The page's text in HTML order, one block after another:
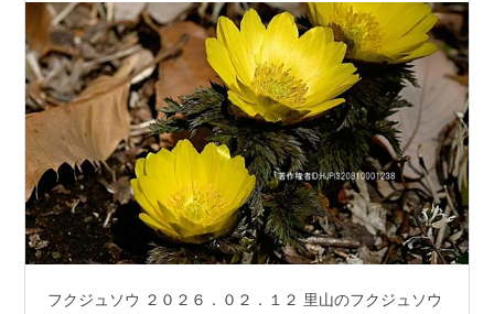
フクジュソウ ２０２６．０２．１２ 里山のフクジュソウ